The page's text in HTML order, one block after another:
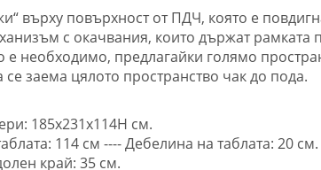
върху повърхност от ПДЧ, която е
с окачвания, които държат рамката
е необходимо, предлагайки голямо
се заема цялото пространство чак до пода.
185x231x114H см.
114 см ---- Дебелина на таблата: 20 см.
край: 35 см.